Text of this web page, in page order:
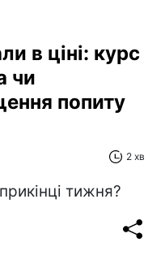
в ціні: курс
чи
попиту
2 хв
тижня?